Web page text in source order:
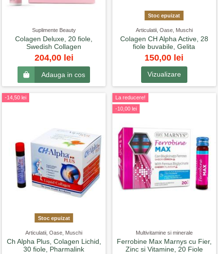
Suplimente Beauty
Colagen Deluxe, 20 fiole,
Swedish Collagen
204,00 lei
Adauga in cos
Stoc epuizat
Articulatii, Oase, Muschi
Colagen CH Alpha Active, 28
fiole buvabile, Gelita
150,00 lei
Vizualizare
-14,50 lei
Stoc epuizat
Articulatii, Oase, Muschi
Ch Alpha Plus, Colagen Lichid,
30 fiole, Pharmalink
La reducere!
-10,00 lei
Multivitamine si minerale
Ferrobine Max Marnys cu Fier,
Zinc si Vitamine, 20 Fiole